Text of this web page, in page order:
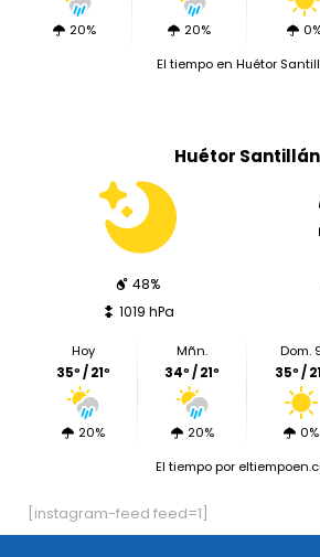
20% 20%
El tiempo en Huétor
Huétor Santillán
48%
1019 hPa
Hoy
35º / 21º
20%
Mñn.
34º / 21º
20%
Dom.
35º /
0%
El tiempopor
[instagram-feed feed=1]